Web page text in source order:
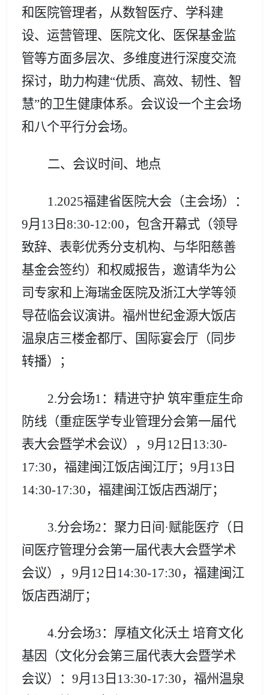
和医院管理者，从数智医疗、学科建
设、运营管理、医院文化、医保基金监
管等方面多层次、多维度进行深度交流
探讨，助力构建“优质、高效、韧性、智
慧”的卫生健康体系。 会议设一个主会场
和八个平行分会场。
二、会议时间、地点
1.2025福建省医院大会（主会场）：
9月13日8:30-12:00，包含开幕式（领导
致辞、表彰优秀分支机构、 与华阳慈善
基金会签约）和权威报告，邀请华为公
司专家和上海瑞金医院及浙江大学等领
导莅临会议演讲。福州 世纪金源大饭店
温泉店三楼金都厅、国际宴会厅（同步
转播）；
2.分会场1： 精进守护 筑牢重症生命
防线 （重症医学专业管理分会第一届代
表大会暨学术会议），9月12日13:30-
17:30， 福建闽江饭店闽江厅；9月13日
14:30-17:30，福建闽江饭店西湖厅；
3.分会场2：聚力日间·赋能医疗（ 日
间医疗管理分会第一届代表大会暨学术
会议） ， 9月12日14:30-17:30，福建闽江
饭店西湖厅；
4.分会场3： 厚植文化沃土 培育文化
基因（文化分会第三届代表大会暨学术
会议） ： 9月13日13:30-17:30，福州温泉